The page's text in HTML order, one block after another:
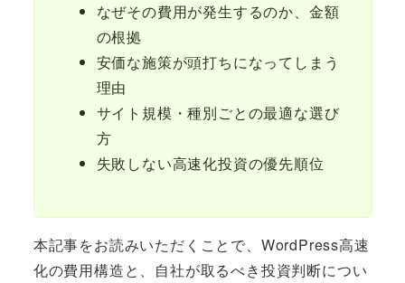
なぜその費用が発生するのか、金額
の根拠
安価な施策が頭打ちになってしまう
理由
サイト規模・種別ごとの最適な選び
方
失敗しない高速化投資の優先順位
本記事をお読みいただくことで、WordPress高速
化の費用構造と、自社が取るべき投資判断につい